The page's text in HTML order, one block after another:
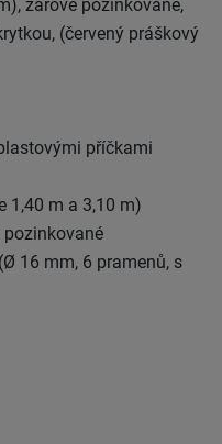
žárově pozinkované,
(červený práškový
příčkami
1,40 m a 3,10 m)
16 mm, 6 pramenů, s